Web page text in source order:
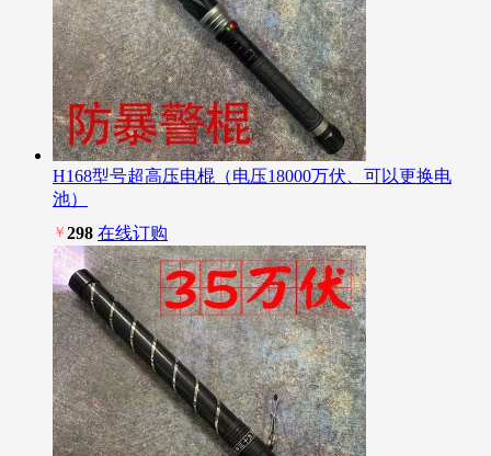
H168型号超高压电棍（电压18000万伏、可以更换电
池）
￥ 298 在线订购